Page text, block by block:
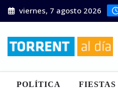
Saltar
al
viernes, 7 agosto 2026
POLÍTICA FIESTAS